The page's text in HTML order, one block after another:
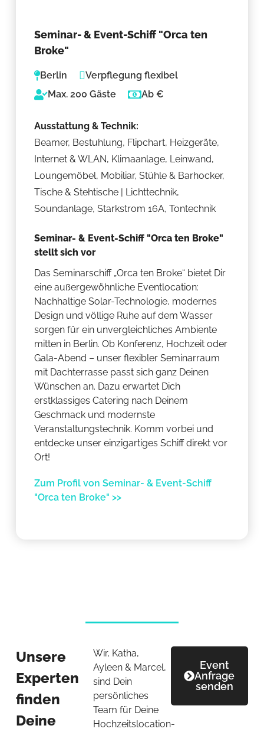
Seminar- & Event-Schiff "Orca ten
Broke"
Berlin
Verpflegung flexibel
Max. 200 Gäste
Ab €
Ausstattung & Technik:
Beamer, Bestuhlung, Flipchart, Heizgeräte,
Internet & WLAN, Klimaanlage, Leinwand,
Loungemöbel, Mobiliar, Stühle & Barhocker,
Tische & Stehtische | Lichttechnik,
Soundanlage, Starkstrom 16A, Tontechnik
Seminar- & Event-Schiff "Orca ten Broke"
stellt sich vor
Das Seminarschiff „Orca ten Broke“ bietet Dir
eine außergewöhnliche Eventlocation:
Nachhaltige Solar-Technologie, modernes
Design und völlige Ruhe auf dem Wasser
sorgen für ein unvergleichliches Ambiente
mitten in Berlin. Ob Konferenz, Hochzeit oder
Gala-Abend – unser flexibler Seminarraum
mit Dachterrasse passt sich ganz Deinen
Wünschen an. Dazu erwartet Dich
erstklassiges Catering nach Deinem
Geschmack und modernste
Veranstaltungstechnik. Komm vorbei und
entdecke unser einzigartiges Schiff direkt vor
Ort!
Zum Profil von Seminar- & Event-Schiff
"Orca ten Broke" >>
Unsere
Experten
finden
Deine
Wir, Katha,
Ayleen & Marcel,
sind Dein
persönliches
Team für Deine
Hochzeitslocation-
Event
Anfrage
senden